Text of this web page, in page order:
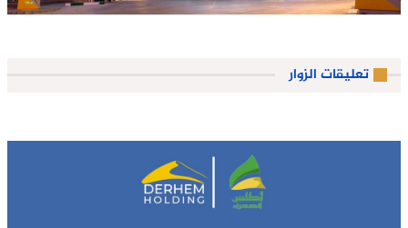
تعليقات الزوار